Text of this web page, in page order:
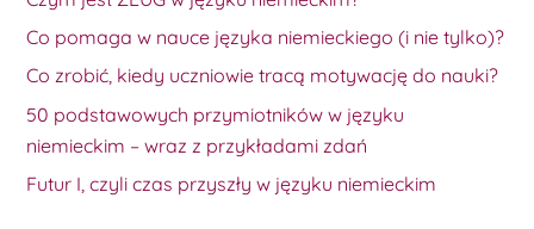
Co pomaga w nauce języka niemieckiego (i nie tylko)?
Co zrobić, kiedy uczniowie tracą motywację do nauki?
50 podstawowych przymiotników w języku
niemieckim – wraz z przykładami zdań
Futur I, czyli czas przyszły w języku niemieckim